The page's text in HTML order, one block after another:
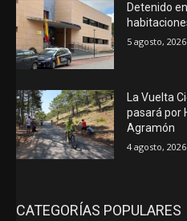
Detenido
5 agosto, 2026
La Vuelta
pasará por
Agramón
4 agosto, 2026
CATEGORÍAS POPULARES